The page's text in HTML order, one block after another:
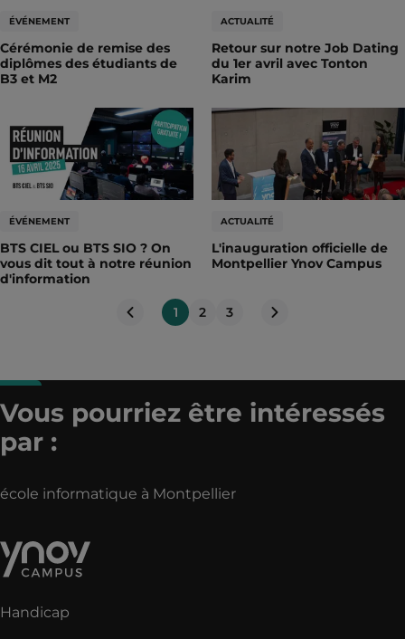
ÉVÉNEMENT
Cérémonie de remise des
diplômes des étudiants de
B3 et M2
ACTUALITÉ
Retour sur notre Job Dating
du 1er avril avec Tonton
Karim
ÉVÉNEMENT
BTS CIEL ou BTS SIO ? On
vous dit tout à notre réunion
d'information
ACTUALITÉ
L'inauguration officielle de
Montpellier Ynov Campus
1 2 3
Page
Vous pourriez être intéressés
par :
école informatique à Montpellier
Handicap